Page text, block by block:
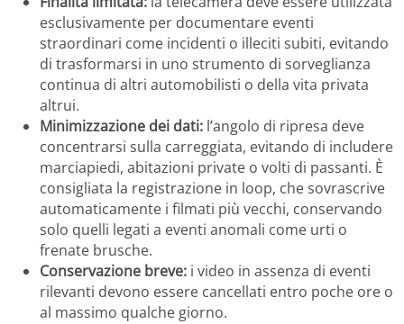
esclusivamente per documentare eventi
straordinari come incidenti o illeciti subiti, evitando
di trasformarsi in uno strumento di sorveglianza
continua di altri automobilisti o della vita privata
altrui.
Minimizzazione dei dati: l’angolo di ripresa deve
concentrarsi sulla carreggiata, evitando di includere
marciapiedi, abitazioni private o volti di passanti. È
consigliata la registrazione in loop, che sovrascrive
automaticamente i filmati più vecchi, conservando
solo quelli legati a eventi anomali come urti o
frenate brusche.
Conservazione breve: i video in assenza di eventi
rilevanti devono essere cancellati entro poche ore o
al massimo qualche giorno.